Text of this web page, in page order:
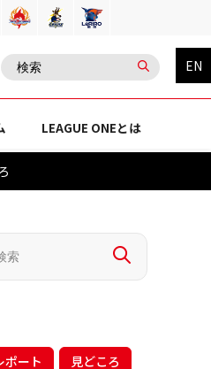
EN
LEAGUE ONEとは
ポート 見どころ